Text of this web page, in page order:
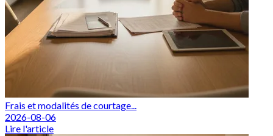
Frais et modalités de courtage...
2026-08-06
Lire l'article